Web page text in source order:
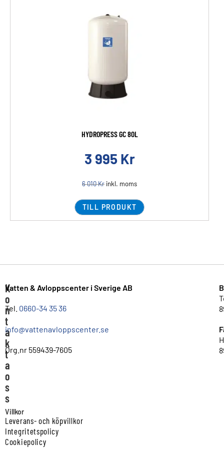
HYDROPRESS GC 80L
3 995 Kr
6 010Kr inkl. moms
TILL PRODUKT
K
o
n
t
a
k
t
a
o
s
s
Vatten & Avloppscenter i Sverige AB
Tel. 0660-34 35 36
info@vattenavloppscenter.se
Org.nr 559439-7605
Villkor
Leverans- och köpvillkor
Integritetspolicy
Cookiepolicy